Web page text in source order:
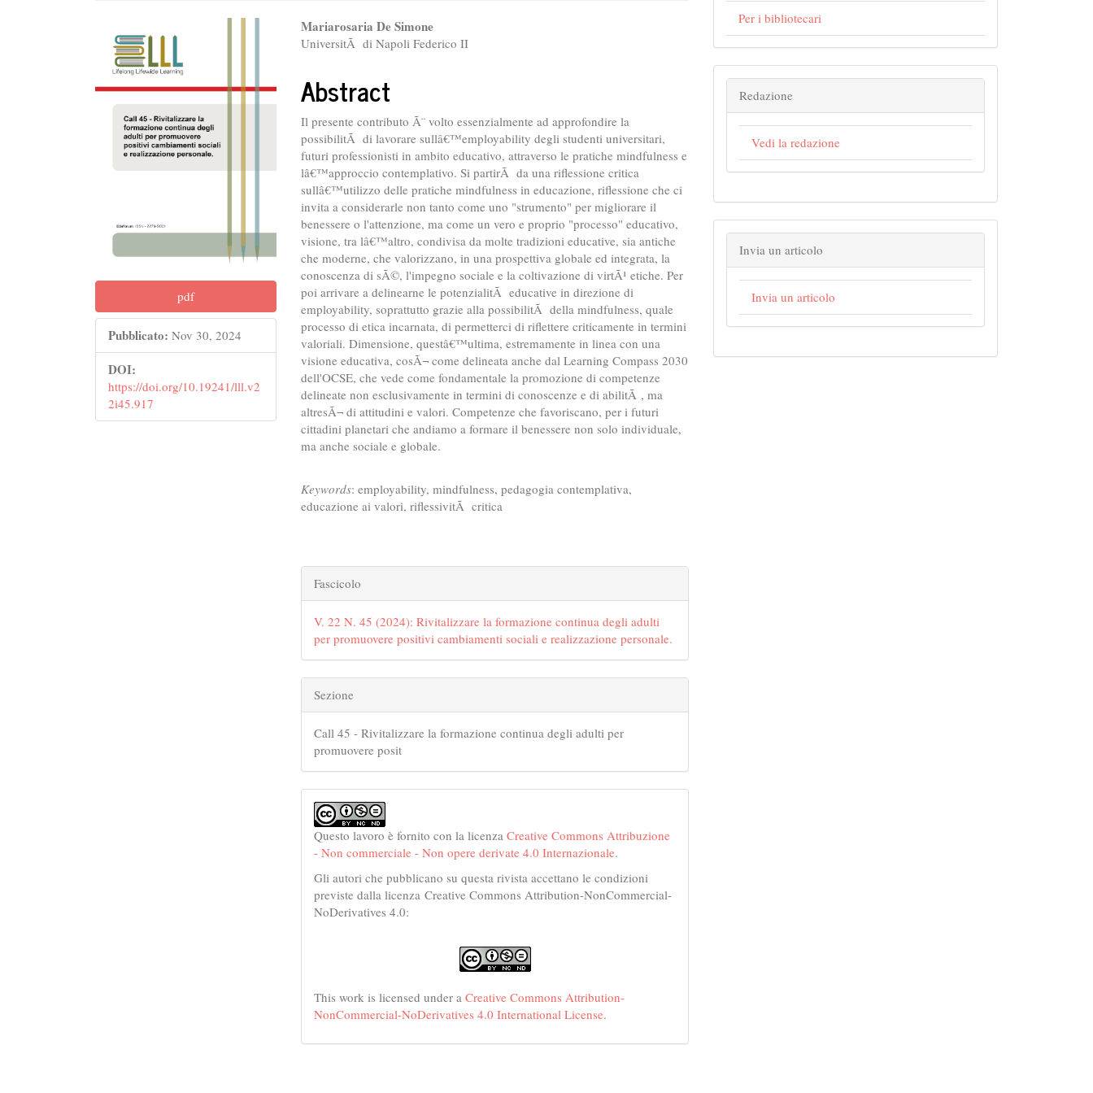
##plugins.themes.bootstrap3.article.sidebar##
pdf
Pubblicato: Nov 30, 2024
DOI:
https://doi.org/10.19241/lll.v2
2i45.917
##plugins.themes.bootstrap3.article.main##
Mariarosaria De Simone
UniversitÃ di Napoli Federico II
Abstract
Il presente contributo Ã¨ volto essenzialmente ad approfondire la
possibilitÃ di lavorare sullâ€™employability degli studenti universitari,
futuri professionisti in ambito educativo, attraverso le pratiche mindfulness e
lâ€™approccio contemplativo. Si partirÃ da una riflessione critica
sullâ€™utilizzo delle pratiche mindfulness in educazione, riflessione che ci
invita a considerarle non tanto come uno "strumento" per migliorare il
benessere o l'attenzione, ma come un vero e proprio "processo" educativo,
visione, tra lâ€™altro, condivisa da molte tradizioni educative, sia antiche
che moderne, che valorizzano, in una prospettiva globale ed integrata, la
conoscenza di sÃ©, l'impegno sociale e la coltivazione di virtÃ¹ etiche. Per
poi arrivare a delinearne le potenzialitÃ educative in direzione di
employability, soprattutto grazie alla possibilitÃ della mindfulness, quale
processo di etica incarnata, di permetterci di riflettere criticamente in termini
valoriali. Dimensione, questâ€™ultima, estremamente in linea con una
visione educativa, cosÃ¬ come delineata anche dal Learning Compass 2030
dell'OCSE, che vede come fondamentale la promozione di competenze
delineate non esclusivamente in termini di conoscenze e di abilitÃ , ma
altresÃ¬ di attitudini e valori. Competenze che favoriscano, per i futuri
cittadini planetari che andiamo a formare il benessere non solo individuale,
ma anche sociale e globale.
Keywords: employability, mindfulness, pedagogia contemplativa,
educazione ai valori, riflessivitÃ critica
##plugins.themes.bootstrap3.article.details##
Fascicolo
V. 22 N. 45 (2024): Rivitalizzare la formazione continua degli adulti
per promuovere positivi cambiamenti sociali e realizzazione personale.
Sezione
Call 45 - Rivitalizzare la formazione continua degli adulti per
promuovere posit
Questo lavoro è fornito con la licenzaCreative Commons Attribuzione
- Non commerciale - Non opere derivate 4.0 Internazionale.
Gli autori che pubblicano su questa rivista accettano le condizioni
previste dalla licenza Creative Commons Attribution-NonCommercial-
NoDerivatives 4.0:
This work is licensed under aCreative Commons Attribution-
NonCommercial-NoDerivatives 4.0 International License.
Per i bibliotecari
Redazione
Vedi la redazione
Invia un articolo
Invia un articolo